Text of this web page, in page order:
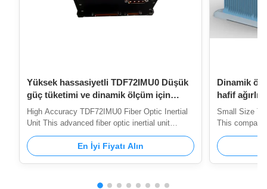
Yüksek hassasiyetli TDF72IMU0 Düşük
güç tüketimi ve dinamik ölçüm için
küçük boyutlu Fiber Optic Inertial Unit
High Accuracy TDF72IMU0 Fiber Optic Inertial
Unit This advanced fiber optic inertial unit
features eight-point vibration reduction, making
it ideal for applications with significant impact
and vibration. With its compact design,
En İyi Fiyatı Alın
Dinamik
hafif
Fiber Optic
Small Size
This
delivers high
consumption.
damping, it